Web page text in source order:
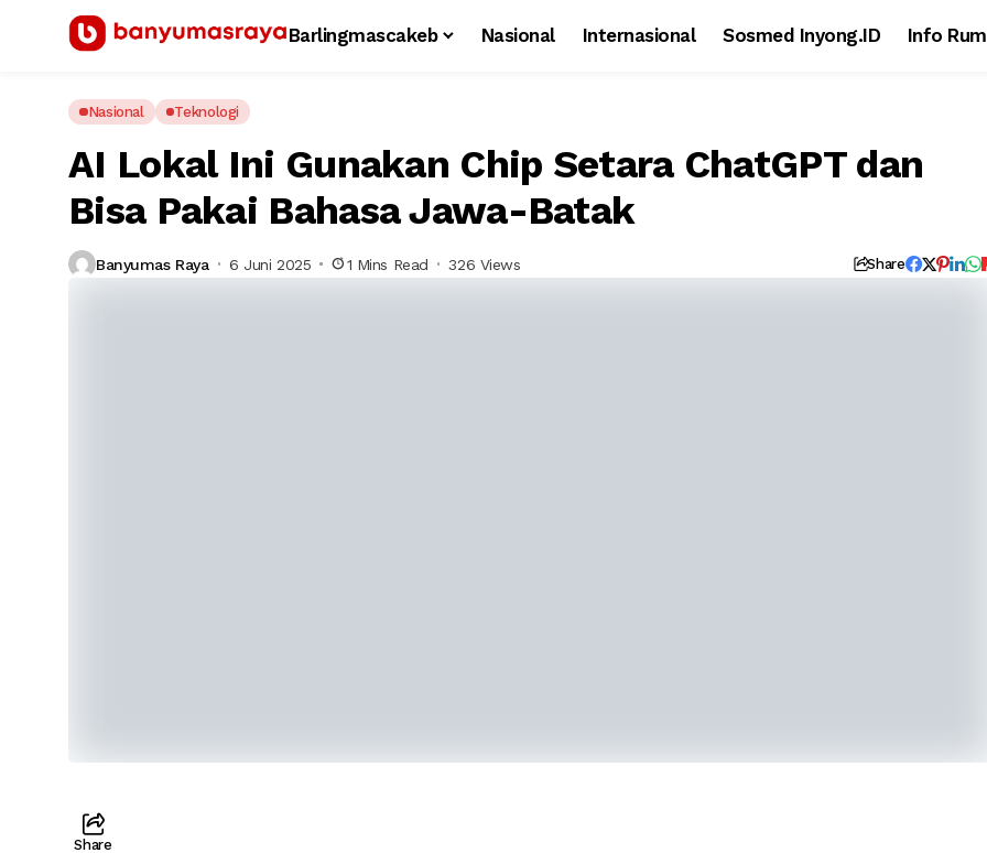
Barlingmascakeb Nasional Internasional Sosmed Inyong.ID Info
Nasional Teknologi
AI Lokal Ini Gunakan Chip Setara ChatGPT dan
Bisa Pakai Bahasa Jawa-Batak
Banyumas Raya 6 Juni 2025 1 Mins Read 326 Views Share
Share